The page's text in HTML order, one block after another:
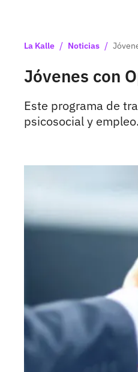
La Kalle / Noticias /
Jóvenes con
Este programa de
psicosocial y